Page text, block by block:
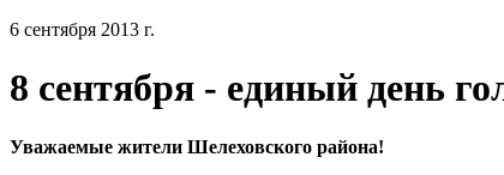
6 сентября 2013 г.
8 сентября - единый день
Уважаемые жители Шелеховского района!